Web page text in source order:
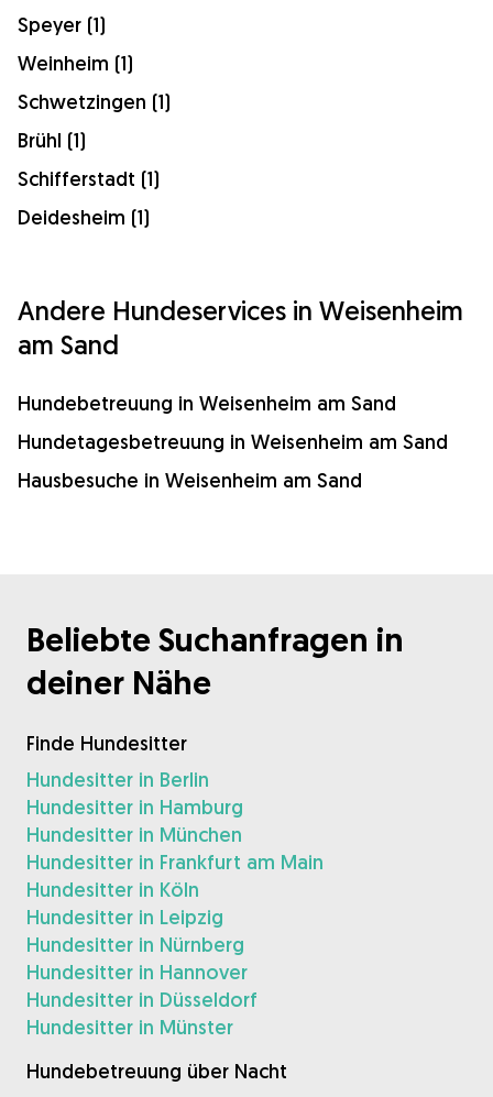
Speyer (1)
Weinheim (1)
Schwetzingen (1)
Brühl (1)
Schifferstadt (1)
Deidesheim (1)
Andere Hundeservices in Weisenheim
am Sand
Hundebetreuung in Weisenheim am Sand
Hundetagesbetreuung in Weisenheim am Sand
Hausbesuche in Weisenheim am Sand
Beliebte Suchanfragen in
deiner Nähe
Finde Hundesitter
Hundesitter in Berlin
Hundesitter in Hamburg
Hundesitter in München
Hundesitter in Frankfurt am Main
Hundesitter in Köln
Hundesitter in Leipzig
Hundesitter in Nürnberg
Hundesitter in Hannover
Hundesitter in Düsseldorf
Hundesitter in Münster
Hundebetreuung über Nacht